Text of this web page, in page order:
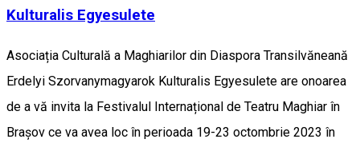
Kulturalis Egyesulete
Asociația Culturală a Maghiarilor din Diaspora Transilvăneană
Erdelyi Szorvanymagyarok Kulturalis Egyesulete are onoarea
de a vă invita la Festivalul Internațional de Teatru Maghiar în
Brașov ce va avea loc în perioada 19-23 octombrie 2023 în